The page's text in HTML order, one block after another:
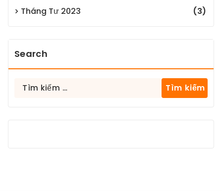
Tháng Tư 2023 (3)
Search
Tìm